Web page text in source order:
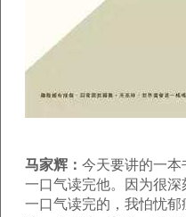
马家辉： 今天要讲的一
一口气读完他。因为很
一口气读完的，我怕忧